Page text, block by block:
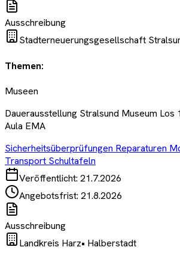
Ausschreibung
Stadterneuerungsgesellschaft
Themen:
Museen
Dauerausstellung Stralsund Museum Los
Aula EMA
Sicherheitsüberprüfungen Reparaturen
Transport Schultafeln
Veröffentlicht: 21.7.2026
Angebotsfrist: 21.8.2026
Ausschreibung
Landkreis Harz• Halberstadt